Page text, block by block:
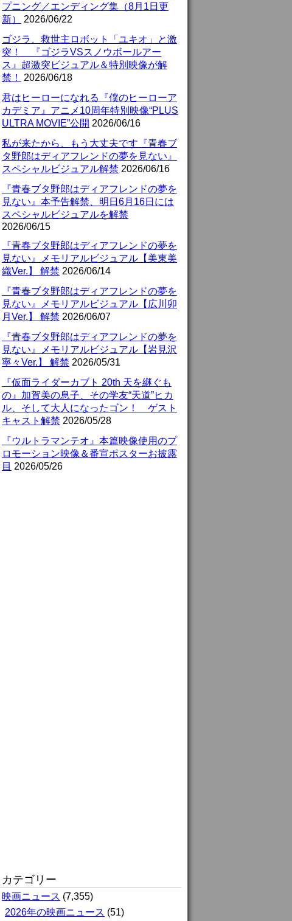
プニング／エンディング集（8月1日更
新）
2026/06/22
ゴジラ、救世主ロボット「ユキオ」と激
突！ 『ゴジラVSスノウボールアー
ス』超激突ビジュアル＆特別映像が解
禁！
2026/06/18
君はヒーローになれる『僕のヒーローア
カデミア』アニメ10周年特別映像“PLUS
ULTRA MOVIE”公開 2026/06/16
私が来たから、もう大丈夫です『青春ブ
タ野郎はディアフレンドの夢を見ない』
スペシャルビジュアル解禁 2026/06/16
『青春ブタ野郎はディアフレンドの夢を
見ない』本予告解禁、明日6月16日には
スペシャルビジュアルを解禁
2026/06/15
『青春ブタ野郎はディアフレンドの夢を
見ない』メモリアルビジュアル【美東美
織Ver.】 解禁 2026/06/14
『青春ブタ野郎はディアフレンドの夢を
見ない』メモリアルビジュアル【広川卯
月Ver.】 解禁 2026/06/07
『青春ブタ野郎はディアフレンドの夢を
見ない』メモリアルビジュアル【岩見沢
寧々Ver.】 解禁 2026/05/31
『仮面ライダーカブト 20th 天を継ぐも
の』加賀美の息子、その学友“天道”ヒカ
ル、そして大人になったゴン！ ゲスト
キャスト解禁 2026/05/28
『ウルトラマンテオ』本篇映像使用のプ
ロモーション映像＆番宣ポスターお披露
目 2026/05/26
カテゴリー
映画ニュース (7,355)
2026年の映画ニュース (51)